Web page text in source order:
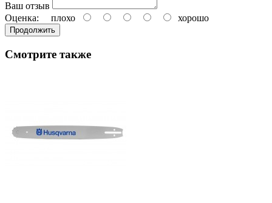
Ваш отзыв
Оценка: плохо хорошо
Продолжить
Смотрите также